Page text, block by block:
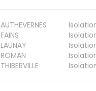
AUTHEVERNES
FAINS
LAUNAY
ROMAN
THIBERVILLE